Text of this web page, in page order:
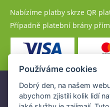
Nabízíme platby skrze QR
Případně platební brány
Pojistné produkty
www.POJISTENI.cz, a.s.
Používáme cookies
Dobrý den, na našem
abychom zjistili kolik lidí